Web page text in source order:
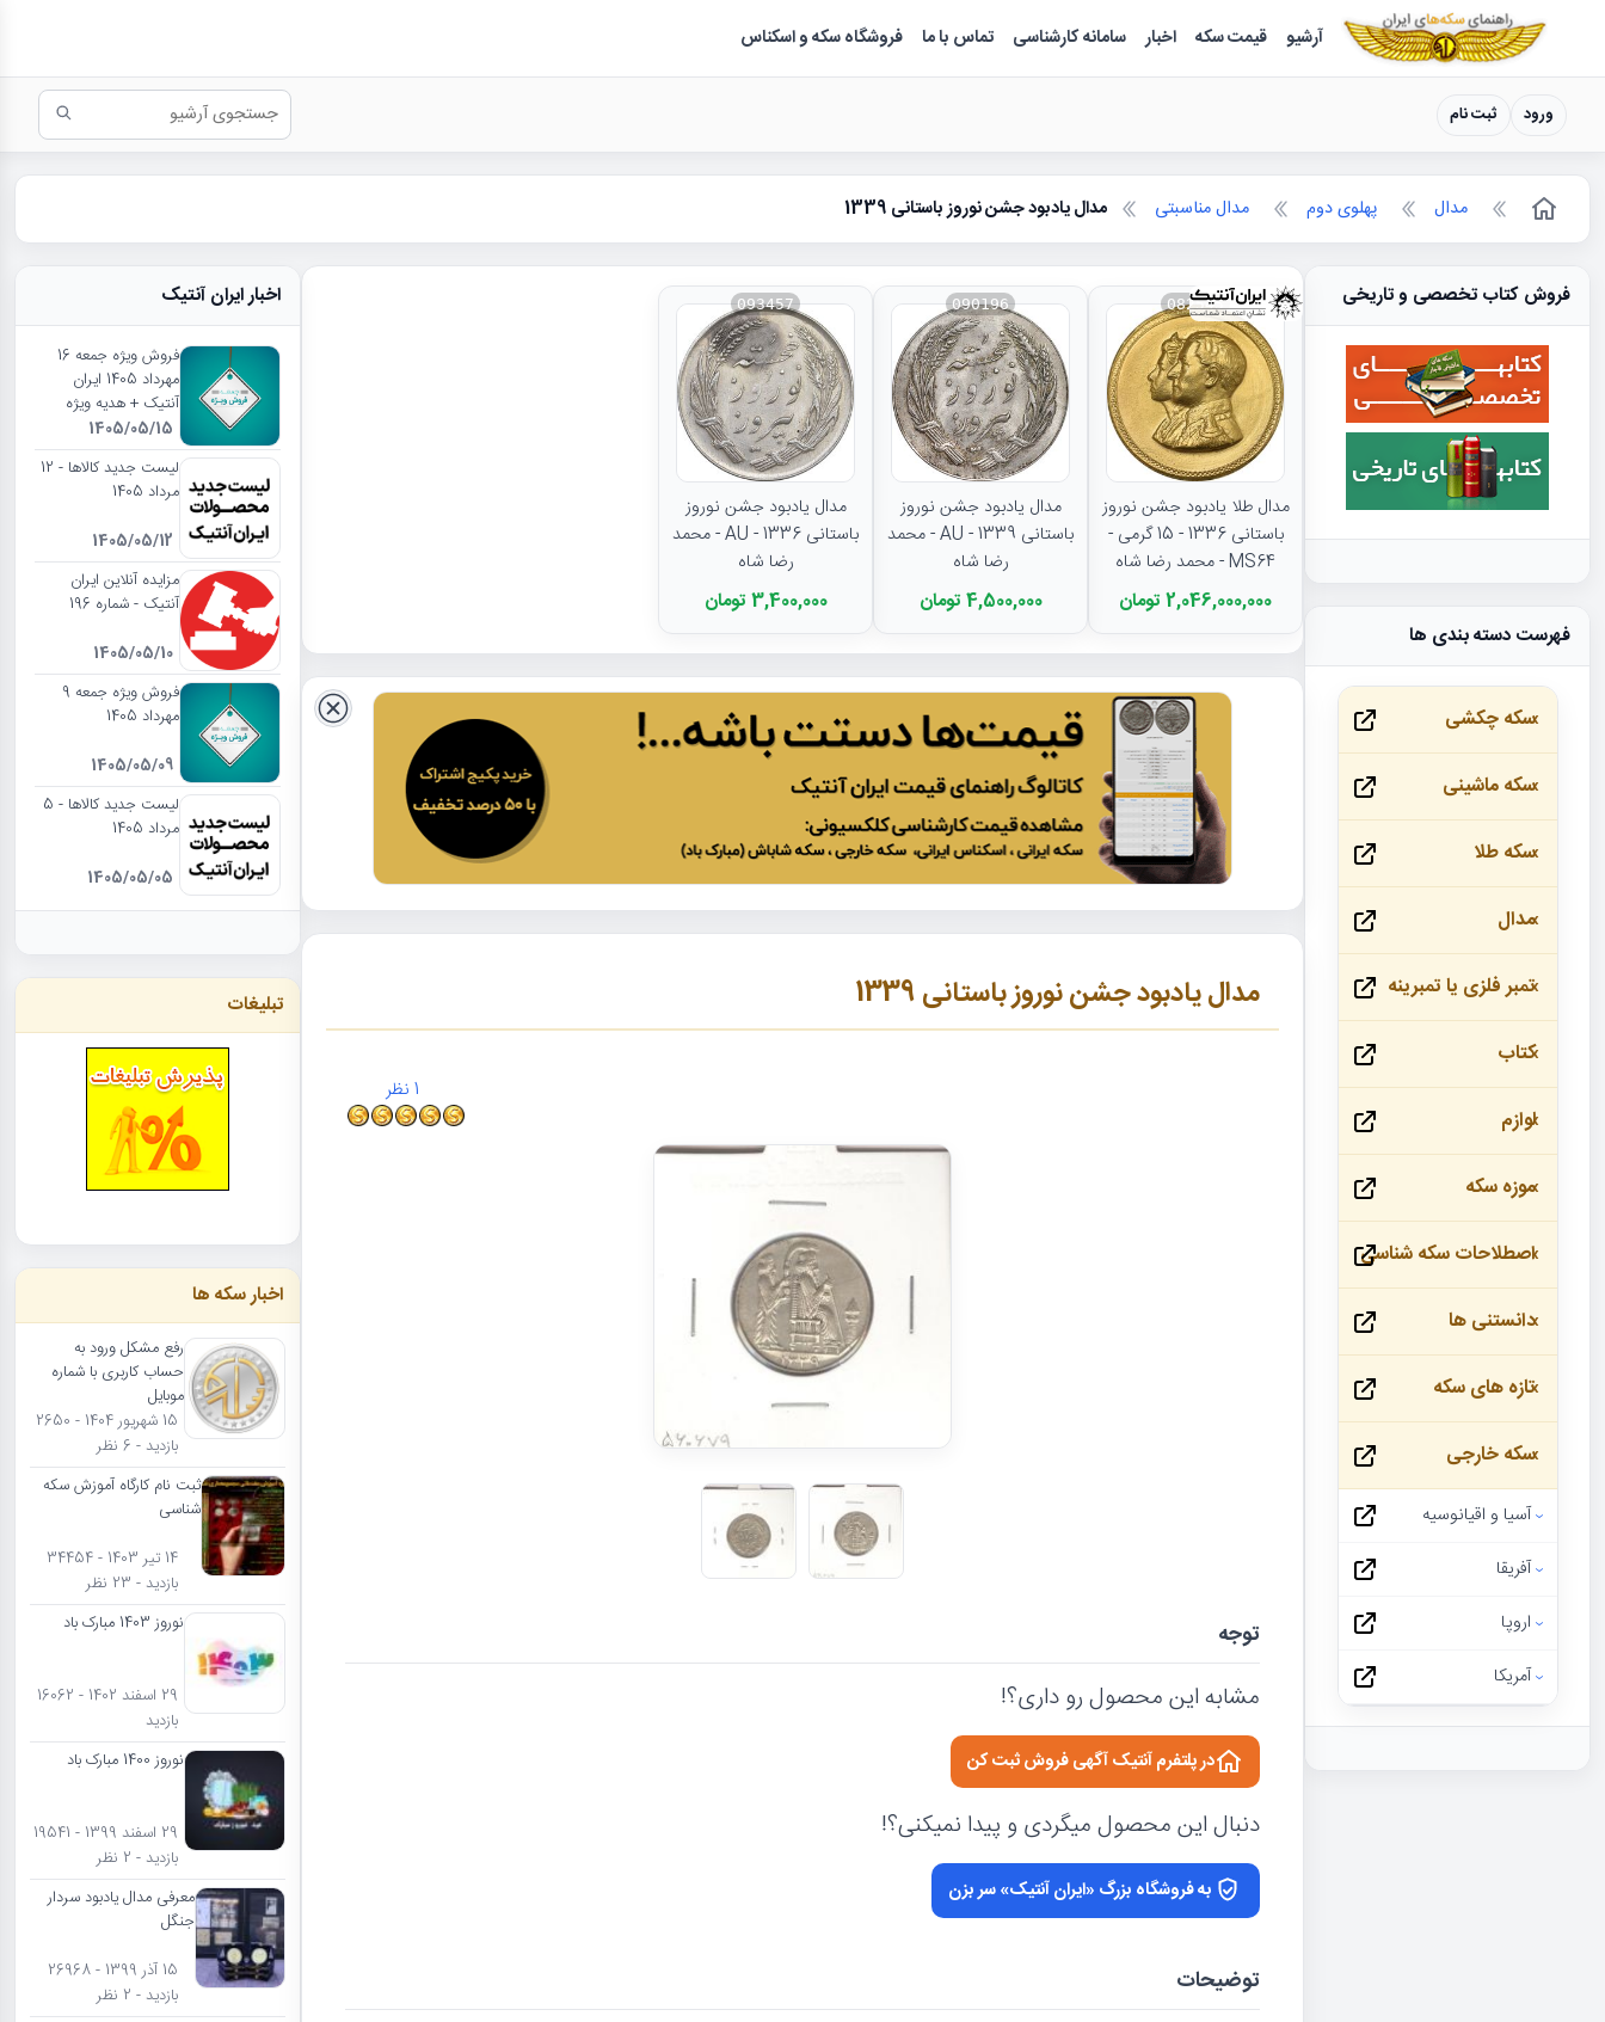
سکه ها ؛ راهنمای سکه شناسی
آرشیو قیمت سکه اخبار سامانه کارشناسی تماس با ما فروشگاه سکه و اسکناس
ورود ثبت نام
مدال پهلوی دوم مدال مناسبتی مدال یادبود جشن نوروز باستانی 1339
082545
مدال طلا یادبود جشن نوروز
باستانی 1336 - 15 گرمی -
MS64 - محمد رضا شاه
2,046,000,000 تومان
090196
مدال یادبود جشن نوروز
باستانی 1339 - AU - محمد
رضا شاه
4,500,000 تومان
093457
مدال یادبود جشن نوروز
باستانی 1336 - AU - محمد
رضا شاه
3,400,000 تومان
مدال یادبود جشن نوروز باستانی 1339
1 نظر
توجه
مشابه این محصول رو داری؟!
در پلتفرم آنتیک آگهی فروش ثبت کن
دنبال این محصول میگردی و پیدا نمیکنی؟!
به فروشگاه بزرگ «ایران آنتیک» سر بزن
توضیحات
اخبار ایران آنتیک
فروش ویژه جمعه 16
مهرداد 1405 ایران
آنتیک + هدیه ویژه
1405/05/15
لیست جدید کالاها - 12
مرداد 1405
1405/05/12
مزایده آنلاین ایران
آنتیک - شماره 196
1405/05/10
فروش ویژه جمعه 9
مهرداد 1405
1405/05/09
لیست جدید کالاها - 5
مرداد 1405
1405/05/05
تبلیغات
اخبار سکه ها
رفع مشکل ورود به
حساب کاربری با شماره
موبایل
15 شهریور 1404 - 2650
بازدید - 6 نظر
ثبت نام کارگاه آموزش سکه
شناسی
14 تیر 1403 - 34454
بازدید - 23 نظر
نوروز 1403 مبارک باد
29 اسفند 1402 - 16062
بازدید
نوروز 1400 مبارک باد
29 اسفند 1399 - 19541
بازدید - 2 نظر
معرفی مدال یادبود سردار
جنگل
15 آذر 1399 - 26968
بازدید - 2 نظر
فروش کتاب تخصصی و تاریخی
فهرست دسته بندی ها
سکه چکشی
سکه ماشینی
سکه طلا
مدال
تمبر فلزی یا تمبرینه
کتاب
لوازم
موزه سکه
اصطلاحات سکه شناسی
دانستنی ها
تازه های سکه
سکه خارجی
آسیا و اقیانوسیه
آفریقا
اروپا
آمریکا